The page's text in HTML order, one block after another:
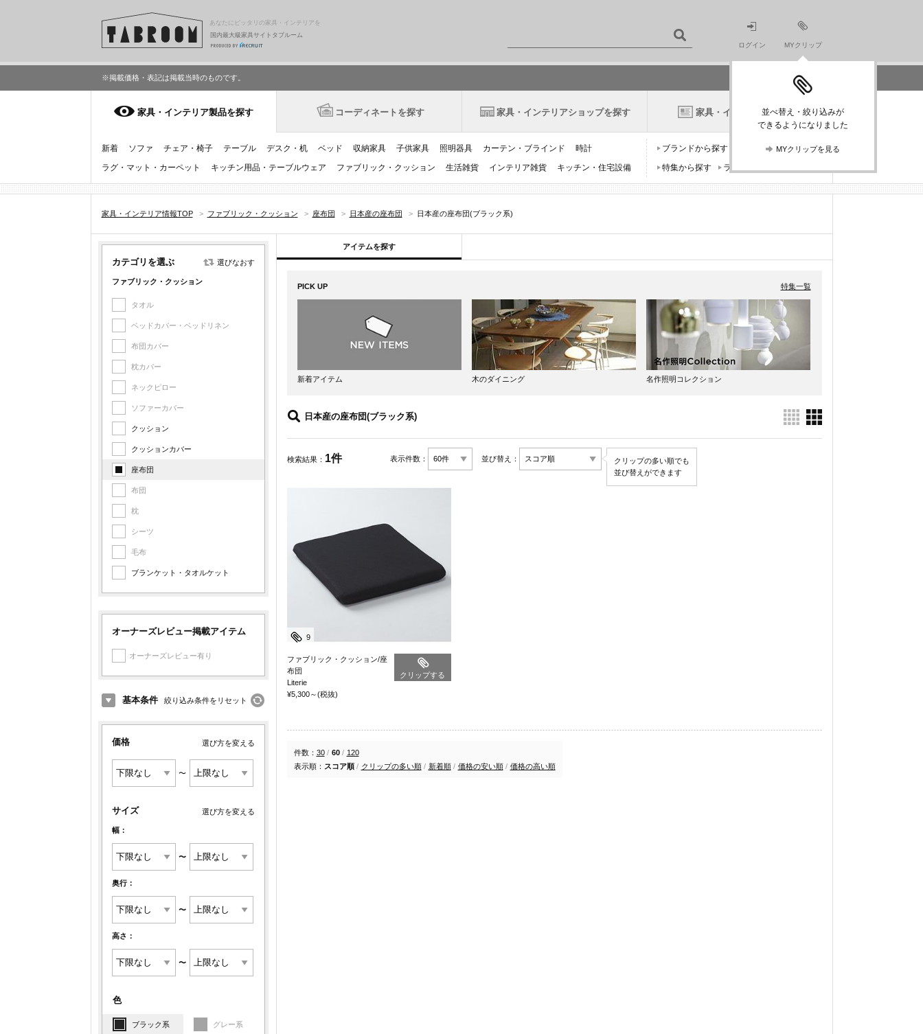
あなたにピッタリの家具・インテリアを
国内最大級家具サイトタブルーム
ログイン MYクリップ
並べ替え・絞り込みが
できるようになりました
MYクリップを見る
※掲載価格・表記は掲載当時のものです。
家具・インテリア製品を探す コーディネートを探す 家具・インテリアショップを探す 家具・インテリアニュース
新着 ソファ チェア・椅子 テーブル デスク・机 ベッド 収納家具 子供家具 照明器具 カーテン・ブラインド
時計
ラグ・マット・カーペット
キッチン用品・テーブルウェア ファブリック・クッション 生活雑貨 インテリア雑貨 キッチン・住宅設備
ブランドから探す
デザイナーから探す
特集から探す
ランキングから探す
家具・インテリア情報TOP > ファブリック・クッション > 座布団 > 日本産の座布団 > 日本産の座布団(ブラック系)
カテゴリを選ぶ 選びなおす
ファブリック・クッション
タオル
ベッドカバー・ベッドリネン
布団カバー
枕カバー
ネックピロー
ソファーカバー
クッション
クッションカバー
座布団
布団
枕
シーツ
毛布
ブランケット・タオルケット
オーナーズレビュー掲載アイテム
オーナーズレビュー有り
絞り込み条件をリセット
基本条件
価格 選び方を変える
〜
サイズ 選び方を変える
幅：
〜
奥行：
〜
高さ：
〜
色
ブラック系 グレー系
アイテムを探す
PICK UP 特集一覧
新着アイテム 木のダイニング 名作照明コレクション
日本産の座布団(ブラック系)
検索結果： 1件 表示件数： 並び替え：
クリップの多い順でも
並び替えができます
ファブリック・クッション/座
布団
Literie
¥5,300～(税抜)
クリップする
9
件数： 30 / 60 / 120
表示順： スコア順 / クリップの多い順 / 新着順 / 価格の安い順 / 価格の高い順